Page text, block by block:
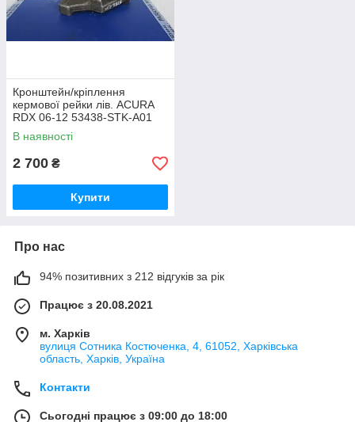
Кронштейн/кріплення
кермової рейки лів. ACURA
RDX 06-12 53438-STK-A01
В наявності
2 700 ₴
Купити
Про нас
94% позитивних з 212 відгуків за рік
Працює з 20.08.2021
м. Харків
вулиця Сотника Костюченка, 4, 61052, Харківська
область, Харків, Україна
Контакти
Сьогодні працює з 09:00 до 18:00